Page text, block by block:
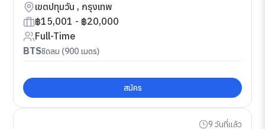
เขตปทุมวัน , กรุงเทพ
฿15,001 - ฿20,000
Full-Time
BTSชิดลม (900 เมตร)
สมัคร
9 วันที่แล้ว